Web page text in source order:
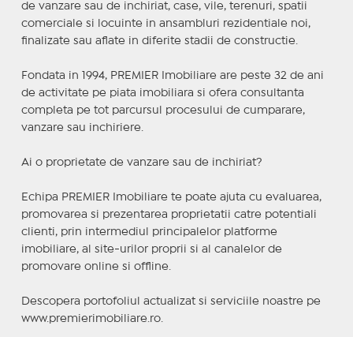
de vanzare sau de inchiriat, case, vile, terenuri, spatii
comerciale si locuinte in ansambluri rezidentiale noi,
finalizate sau aflate in diferite stadii de constructie.
Fondata in 1994, PREMIER Imobiliare are peste 32 de ani
de activitate pe piata imobiliara si ofera consultanta
completa pe tot parcursul procesului de cumparare,
vanzare sau inchiriere.
Ai o proprietate de vanzare sau de inchiriat?
Echipa PREMIER Imobiliare te poate ajuta cu evaluarea,
promovarea si prezentarea proprietatii catre potentiali
clienti, prin intermediul principalelor platforme
imobiliare, al site-urilor proprii si al canalelor de
promovare online si offline.
Descopera portofoliul actualizat si serviciile noastre pe
www.premierimobiliare.ro.